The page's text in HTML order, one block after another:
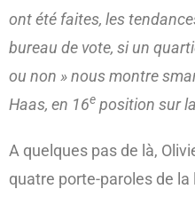
ont été faites, les
bureau de vote, si un
ou non »nous montre
Haas, en 16e position sur
A quelques pas de là,
quatre porte-paroles de